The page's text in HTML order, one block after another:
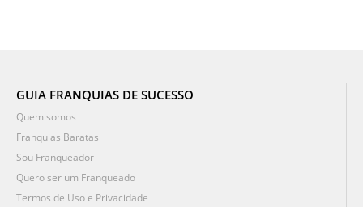
GUIA FRANQUIAS DE SUCESSO
Quem somos
Franquias Baratas
Sou Franqueador
Quero ser um Franqueado
Termos de Uso e Privacidade